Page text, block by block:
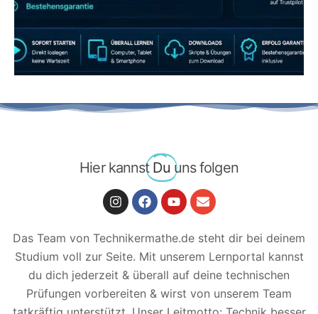
LERNEN
Hier kannst Du uns folgen
Das Team von Technikermathe.de steht dir bei deinem
Studium voll zur Seite. Mit unserem Lernportal kannst
du dich jederzeit & überall auf deine technischen
Prüfungen vorbereiten & wirst von unserem Team